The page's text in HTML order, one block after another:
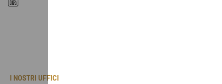
I NOSTRI UFFICI